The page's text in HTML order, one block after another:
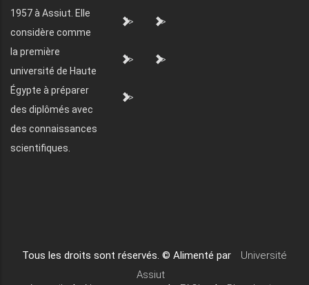
1957 à Assiut. Elle
considère comme
la première
université de Haute
Égypte à préparer
des diplômés avec
des connaissances
scientifiques.
"> ">
"> ">
">
Tous les droits sont réservés. © Alimenté par
Université
Assiut